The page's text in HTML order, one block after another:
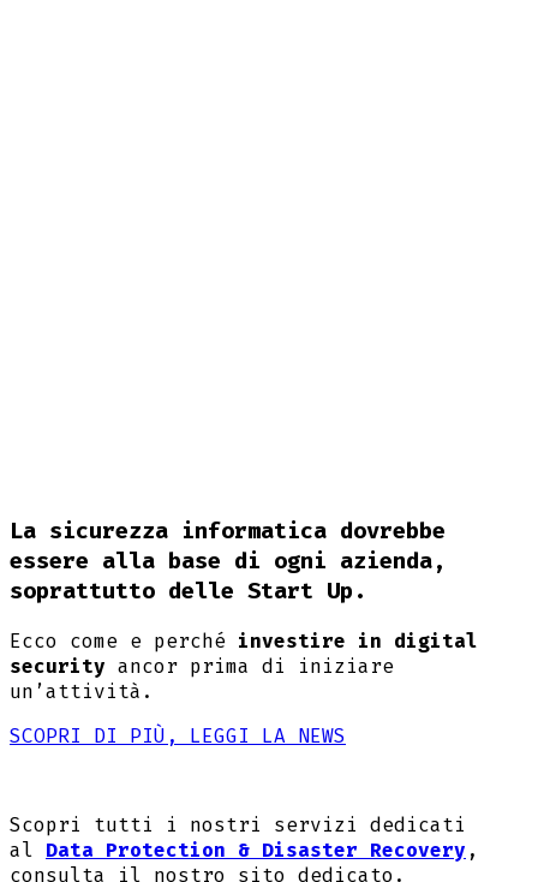
La sicurezza informatica dovrebbe
essere alla base di ogni azienda,
soprattutto delle Start Up .
Ecco come e perché investire in digital
security ancor prima di iniziare
un’attività.
SCOPRI DI PIÙ, LEGGI LA NEWS
Scopri tutti i nostri servizi dedicati
al Data Protection & Disaster Recovery ,
consulta il nostro sito dedicato.